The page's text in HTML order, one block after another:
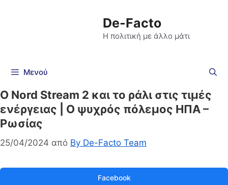
De-Facto
Η πολιτική με άλλο μάτι
Μενού
Ο Nord Stream 2 και το ράλι στις τιμές
ενέργειας | Ο ψυχρός πόλεμος ΗΠΑ –
Ρωσίας
25/04/2024 από By De-Facto Team
Facebook